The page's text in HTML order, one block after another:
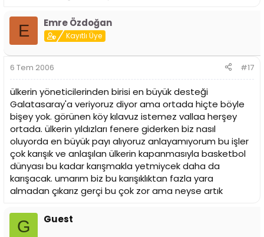
E Emre Özdoğan
Kayıtlı Üye
6 Tem 2006 #17
ülkerin yöneticilerinden birisi en büyük desteği
Galatasaray'a veriyoruz diyor ama ortada hiçte böyle
bişey yok. görünen köy kılavuz istemez vallaa herşey
ortada. ülkerin yıldızları fenere giderken biz nasıl
oluyorda en büyük payı alıyoruz anlayamıyorum bu işler
çok karışık ve anlaşılan ülkerin kapanmasıyla basketbol
dünyası bu kadar karışmakla yetmiycek daha da
karışacak. umarım biz bu karışıklıktan fazla yara
almadan çıkarız gerçi bu çok zor ama neyse artık
G Guest